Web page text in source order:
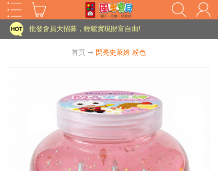
家長樂了!「風車書版集團暨FOOD超人企業總部」目前正興建中!
批發會員大招募，輕鬆實現財富自由!
老師您好!!幼教會員火熱招募中~
批發會員大招募，輕鬆實現財富自由!
老師您好!!幼教會員火熱招募中~
首頁 ➙ 閃亮史萊姆-粉色